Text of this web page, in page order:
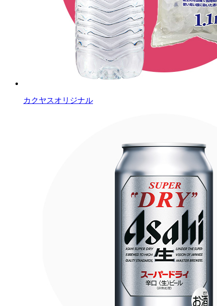
カクヤスオリジナル